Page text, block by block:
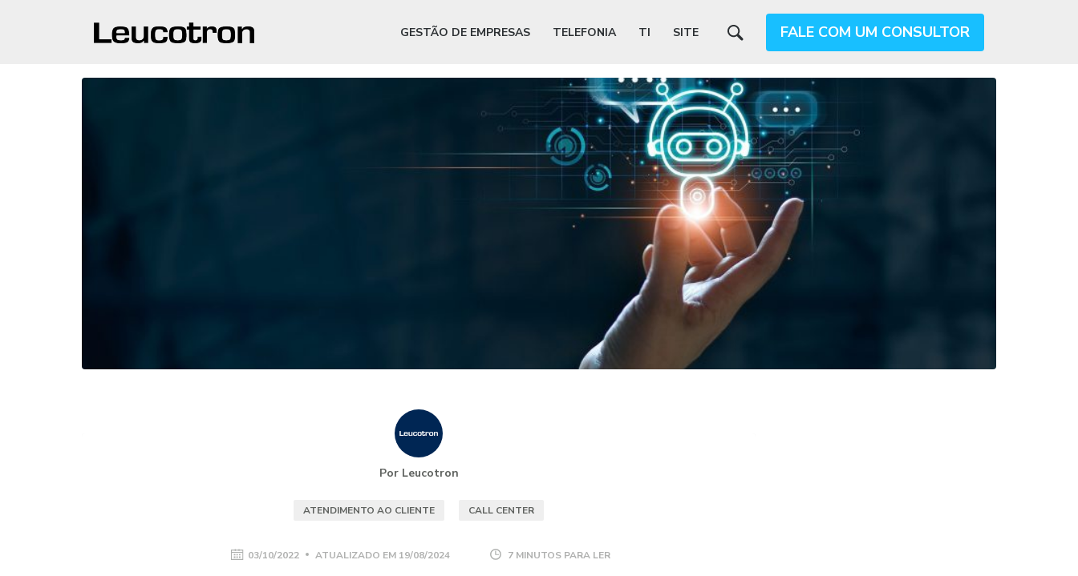
GESTÃO DE EMPRESAS TELEFONIA TI SITE FALE COM UM CONSULTOR
Por Leucotron
ATENDIMENTO AO CLIENTE CALL CENTER
03/10/2022 ATUALIZADO EM 19/08/2024 7 MINUTOS PARA LER